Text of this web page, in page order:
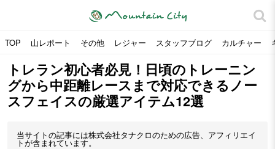
TOP 山レポート その他 レジャー スタッフブログ カルチャー
トレラン初心者必見！日頃のトレーニン
グから中距離レースまで対応できるノー
スフェイスの厳選アイテム12選
当サイトの記事には株式会社タナクロのための広告、アフィリエイ
トが含まれています。